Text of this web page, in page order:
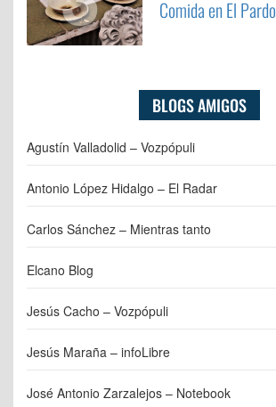
Comida en El Pardo
BLOGS AMIGOS
Agustín Valladolid – Vozpópuli
Antonio López Hidalgo – El Radar
Carlos Sánchez – Mientras tanto
Elcano Blog
Jesús Cacho – Vozpópuli
Jesús Maraña – infoLibre
José Antonio Zarzalejos – Notebook